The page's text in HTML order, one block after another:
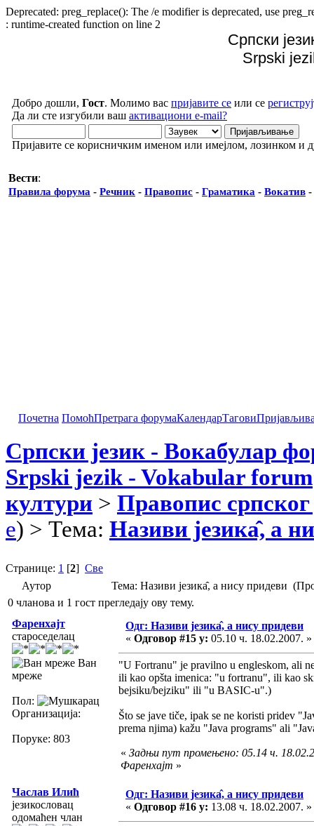
Deprecated: preg_replace(): The /e modifier is deprecated, use
: runtime-created function on line 2
Српски
Srpski
Добро дошли, Гост. Молимо вас пријавите се или се
Да ли сте изгубили ваш активациони e-mail?
Пријавите се корисничким именом или имејлом, лозинком и
Вести:
Правила форума - Речник - Правопис - Граматика - Вокатив -
Почетна ПомоћПретрага форумаКалендарТагови
Српски језик - Вокабулар
Srpski jezik - Vokabular forum
култури > Правопис српског
e) > Тема: Називи језика̂, а
Странице: 1 [2] Све
Аутор
Тема: Називи језика̂, а нису придеви
0 чланова и 1 гост прегледају ову тему.
Фаренхајт
староседелац
Ван
мреже
Пол:
Организација:
Поруке: 803
Одг: Називи језика̂, а нису придеви
« Одговор #15 у: 05.10 ч. 18.02.2007. »
"U Fortranu" je pravilno u engleskom, ali
ili kao opšta imenica: "u fortranu", ili kao
bejsiku/bejziku" ili "u BASIC-u".)
Što se jave tiče, ipak se ne koristi pridev
prema njima) kažu "Java programs" ali
« Задњи пут промењено: 05.14 ч.
Фаренхајт »
Часлав Илић
језикословац
одомаћен члан
Одг: Називи језика̂, а нису придеви
« Одговор #16 у: 13.08 ч. 18.02.2007. »